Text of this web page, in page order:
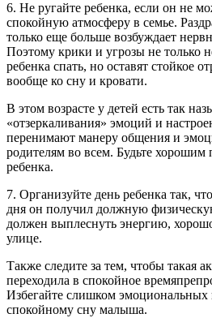
6. Не ругайте ребенка, если он не
спокойную атмосферу в семье.
только еще больше возбуждает
Поэтому крики и угрозы не только
ребенка спать, но оставят стойкое
вообще ко сну и кровати.
В этом возрасте у детей есть так
«отзеркаливания» эмоций и
перенимают манеру общения и
родителям во всем. Будьте хорошим
ребенка.
7. Организуйте день ребенка так,
дня он получил должную
должен выплеснуть энергию,
улице.
Также следите за тем, чтобы такая
переходила в спокойное
Избегайте слишком
спокойному сну малыша.